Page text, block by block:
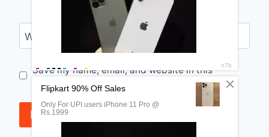
Website
Save my name, email, and website in this